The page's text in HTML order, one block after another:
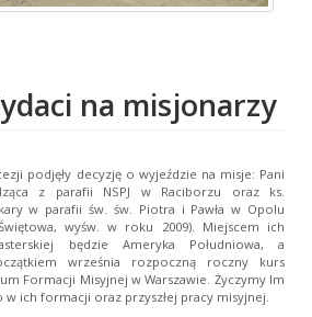
na misjonarzy
podjęły decyzję o wyjeździe na misje: Pani
z parafii NSPJ w Raciborzu oraz ks.
w parafii św. św. Piotra i Pawła w Opolu
wyśw. w roku 2009). Miejscem ich
będzie Ameryka Południowa, a
września rozpoczną roczny kurs
Formacji Misyjnej w Warszawie. Życzymy Im
w ich formacji oraz przyszłej pracy misyjnej.